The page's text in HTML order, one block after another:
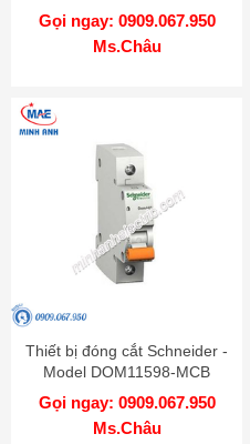
Gọi ngay: 0909.067.950
Ms.Châu
Thiết bị đóng cắt Schneider -
Model DOM11598-MCB
Gọi ngay: 0909.067.950
Ms.Châu